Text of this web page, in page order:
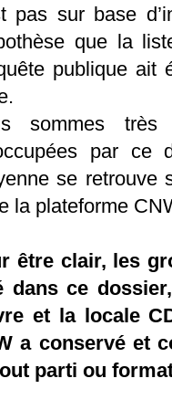
pas sur base
que la
publique ait
sommes très
par ce
se retrouve
la plateforme
être clair, les
dans ce
et la locale
a conservé et
parti ou